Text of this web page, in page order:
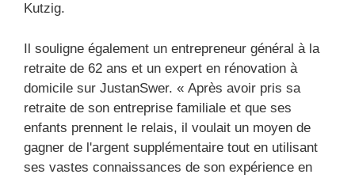
Kutzig.
Il souligne également un entrepreneur général à la
retraite de 62 ans et un expert en rénovation à
domicile sur JustanSwer. « Après avoir pris sa
retraite de son entreprise familiale et que ses
enfants prennent le relais, il voulait un moyen de
gagner de l'argent supplémentaire tout en utilisant
ses vastes connaissances de son expérience en